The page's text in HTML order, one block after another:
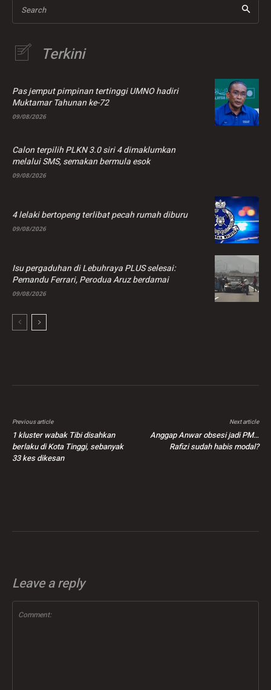
Search
Terkini
Pas jemput pimpinan tertinggi UMNO hadiri
Muktamar Tahunan ke-72
09/08/2026
Calon terpilih PLKN 3.0 siri 4 dimaklumkan
melalui SMS, semakan bermula esok
09/08/2026
4 lelaki bertopeng terlibat pecah rumah diburu
09/08/2026
Isu pergaduhan di Lebuhraya PLUS selesai:
Pemandu Ferrari, Perodua Aruz berdamai
09/08/2026
Previous article
1 kluster wabak Tibi disahkan
berlaku di Kota Tinggi, sebanyak
33 kes dikesan
Next article
Anggap Anwar obsesi jadi PM…
Rafizi sudah habis modal?
Leave a reply